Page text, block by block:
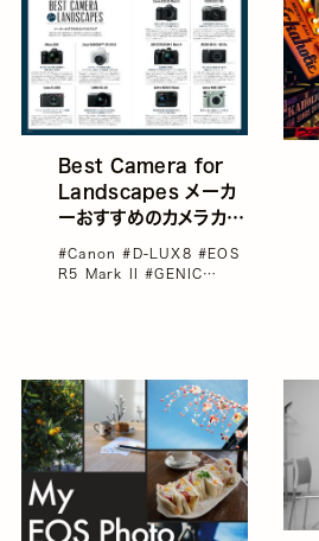
Best Camera for
Landscapes メーカ
ーおすすめのカメラカタ
#Canon#D-LUX8 #EOS
R5 Mark II#GENIC